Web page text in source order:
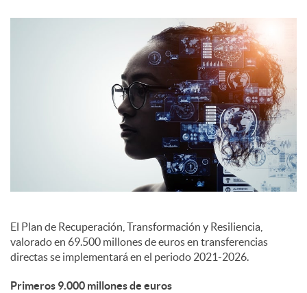
i
s
El Plan de Recuperación, Transformación y Resiliencia,
valorado en 69.500 millones de euros en transferencias
directas se implementará en el periodo 2021-2026.
Primeros 9.000 millones de euros